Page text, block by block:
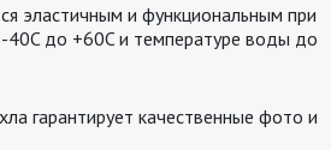
эластичным и функциональным при
40C до +60C и температуре воды до
гарантирует качественные фото и